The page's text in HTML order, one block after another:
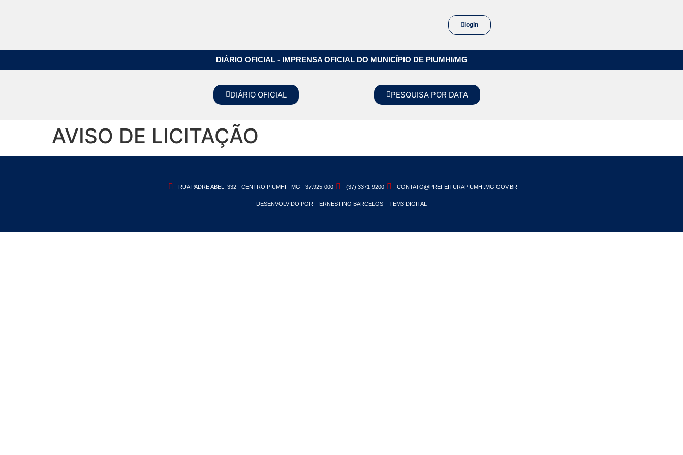
login
DIÁRIO OFICIAL - IMPRENSA OFICIAL DO MUNICÍPIO DE PIUMHI/MG
DIÁRIO OFICIAL PESQUISA POR DATA
AVISO DE LICITAÇÃO
RUA PADRE ABEL, 332 - CENTRO PIUMHI - MG - 37.925-000 (37) 3371-9200 CONTATO@PREFEITURAPIUMHI.MG.GOV.BR
DESENVOLVIDO POR – ERNESTINO BARCELOS – TEM3.DIGITAL